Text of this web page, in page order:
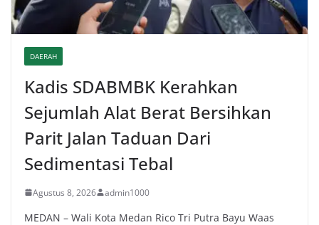
DAERAH
Kadis SDABMBK Kerahkan
Sejumlah Alat Berat Bersihkan
Parit Jalan Taduan Dari
Sedimentasi Tebal
Agustus 8, 2026 admin1000
MEDAN – Wali Kota Medan Rico Tri Putra Bayu Waas